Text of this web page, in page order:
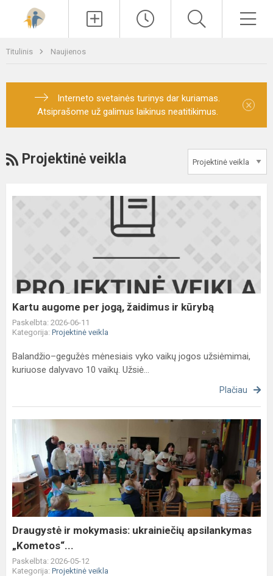
Titulinis Naujienos
Interneto svetainės turinys dar kuriamas.
Atsiprašome už galimus laikinus neatitikimus.
×
RSS
Projektinė veikla
Kartu
kūrybą
Kartu augome per jogą, žaidimus ir kūrybą
Paskelbta: 2026-06-11
Kategorija: Projektinė veikla
Balandžio–gegužės mėnesiais vyko vaikų jogos užsiėmimai,
kuriuose dalyvavo 10 vaikų. Užsiė...
Plačiau
Draugystė
mokymasis:
ukrainiečių
apsilankymas
„Kometos“...
Draugystė ir mokymasis: ukrainiečių apsilankymas
„Kometos“...
Paskelbta: 2026-05-12
Kategorija: Projektinė veikla